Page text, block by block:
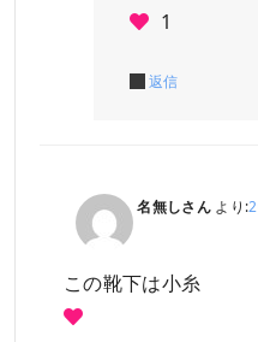
1
返信
名無しさん より:
この靴下は小糸